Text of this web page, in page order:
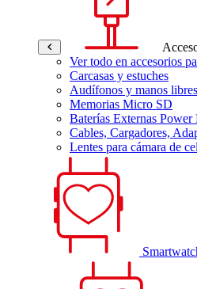
Ver todo en accesorios
Carcasas y estuches
Audífonos y manos libres
Memorias Micro SD
Baterías Externas Power
Cables, Cargadores,
Lentes para cámara de